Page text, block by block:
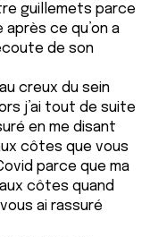
guillemets parce
après ce qu’on a
de son
creux du sein
j’ai tout de suite
en me disant
côtes que vous
parce que ma
côtes quand
ai rassuré